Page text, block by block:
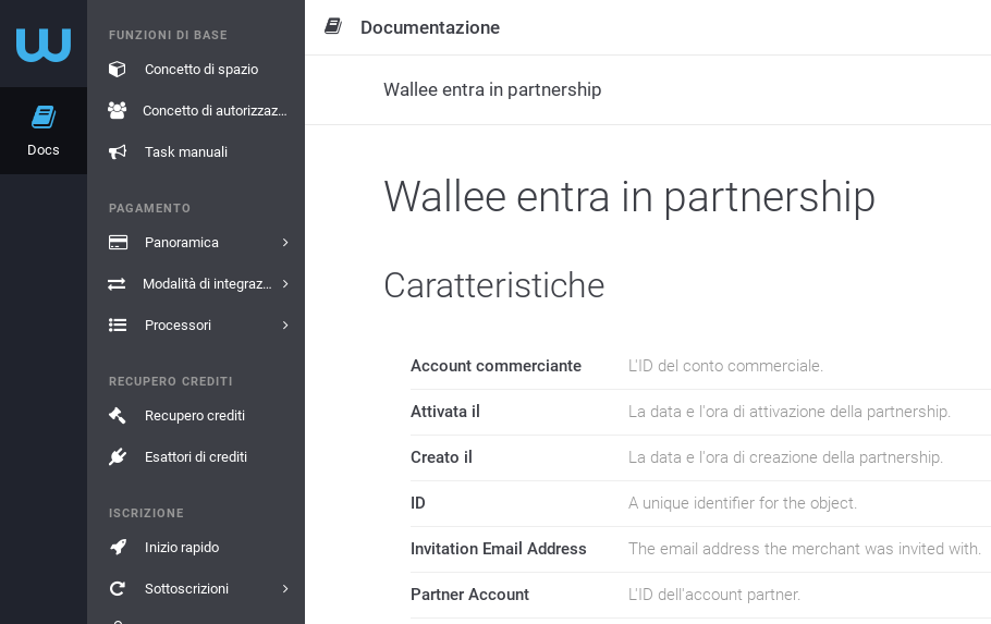
Docs
FUNZIONI DI BASE
Concetto di spazio
Concetto di autorizzazione
Task manuali
PAGAMENTO
Panoramica
Modalità di integrazione
Processori
RECUPERO CREDITI
Recupero crediti
Esattori di crediti
ISCRIZIONE
Inizio rapido
Sottoscrizioni
Documentazione
Wallee entra in partnership
Wallee entra in partnership
Caratteristiche
Account commerciante L'ID del conto commerciale.
Attivata il La data e l'ora di attivazione della partnership.
Creato il La data e l'ora di creazione della partnership.
ID A unique identifier for the object.
Invitation Email Address The email address the merchant was invited with.
Partner Account L'ID dell'account partner.